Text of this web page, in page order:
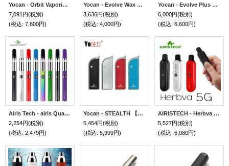
Yocan - Orbit Vaporizer Pen （ワックス用 ベポライザー）
7,091円(税別)
(税込: 7,800円)
Yocan - Evolve Wax Vaporizer【ワックス用ベポライザー】
3,636円(税別)
(税込: 4,000円)
Yocan - Evolve Plus XL 【ワックス用ベポライザー】
6,000円(税別)
(税込: 6,600円)
Airis Tech - airis Quaser 【WAX ワックス 用ヴェポライザー】
2,254円(税別)
(税込: 2,479円)
Yocan - STEALTH 【リキッド ・ ワックス兼用ヴェポライザー】
5,454円(税別)
(税込: 5,999円)
AIRISTECH - Herbva 5G 【シャグ・タバコ用ヴェポライザー】
5,527円(税別)
(税込: 6,080円)